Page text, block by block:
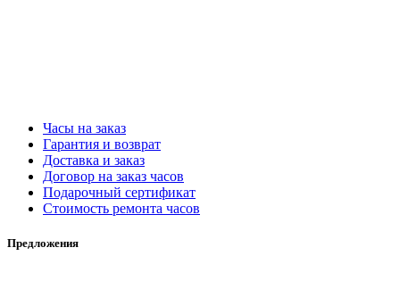
Часы на заказ
Гарантия и возврат
Доставка и заказ
Договор на заказ часов
Подарочный сертификат
Стоимость ремонта часов
Предложения